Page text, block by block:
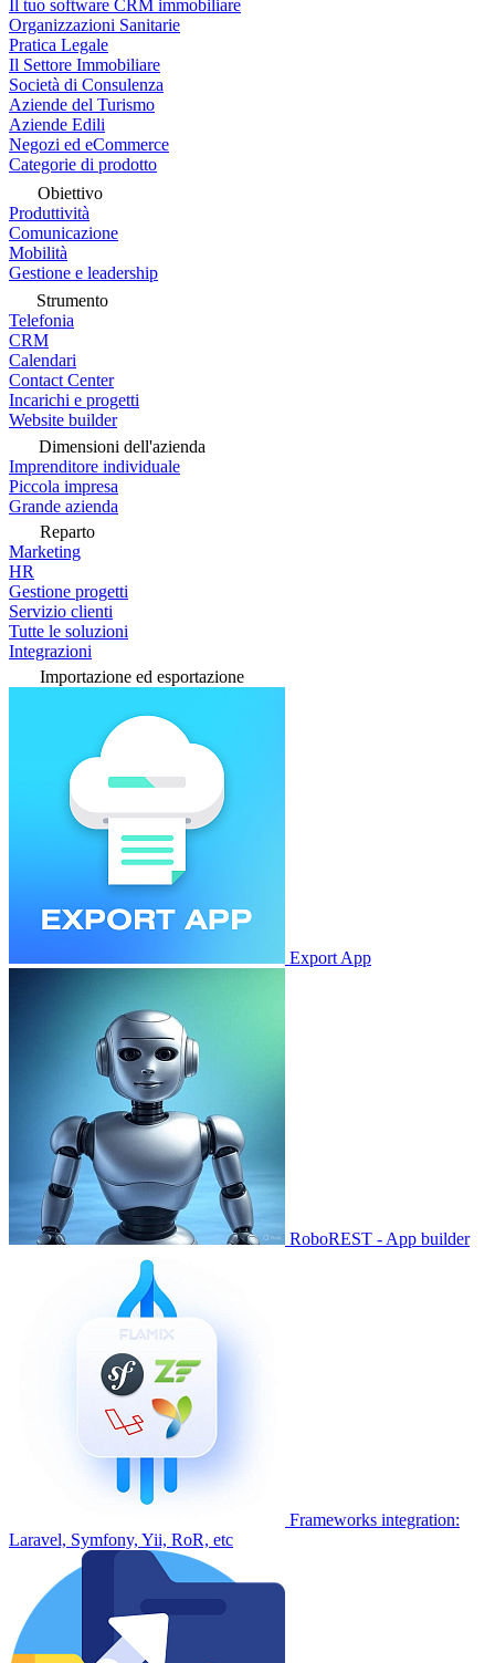
Il tuo software CRM immobiliare
Organizzazioni Sanitarie
Pratica Legale
Il Settore Immobiliare
Società di Consulenza
Aziende del Turismo
Aziende Edili
Negozi ed eCommerce
Categorie di prodotto
Obiettivo
Produttività
Comunicazione
Mobilità
Gestione e leadership
Strumento
Telefonia
CRM
Calendari
Contact Center
Incarichi e progetti
Website builder
Dimensioni dell'azienda
Imprenditore individuale
Piccola impresa
Grande azienda
Reparto
Marketing
HR
Gestione progetti
Servizio clienti
Tutte le soluzioni
Integrazioni
Importazione ed esportazione
Export App
RoboREST - App builder
Frameworks integration:
Laravel, Symfony, Yii, RoR, etc